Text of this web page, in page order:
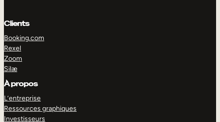
Clients
Booking.com
Rexel
Zoom
Silæ
À propos
L’entreprise
Ressources graphiques
Investisseurs